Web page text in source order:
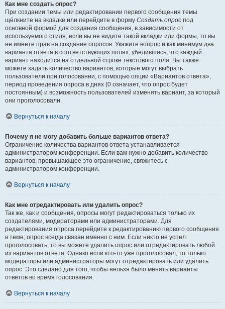
Как мне создать опрос?
При создании темы или редактировании первого сообщения темы
щёлкните на вкладке или перейдите в форму Создать опрос под
основной формой для создания сообщения, в зависимости от
используемого стиля; если вы не видите такой вкладки или формы, то вы
не имеете прав на создание опросов. Укажите вопрос и как минимум два
варианта ответа в соответствующих полях, убедившись, что каждый
вариант находится на отдельной строке текстового поля. Вы также
можете задать количество вариантов, которые могут выбрать
пользователи при голосовании, с помощью опции «Вариантов ответа»,
период проведения опроса в днях (0 означает, что опрос будет
постоянным) и возможность пользователей изменять вариант, за который
они проголосовали.
Вернуться к началу
Почему я не могу добавить больше вариантов ответа?
Ограничение количества вариантов ответа устанавливается
администратором конференции. Если вам нужно добавить количество
вариантов, превышающее это ограничение, свяжитесь с
администратором конференции.
Вернуться к началу
Как мне отредактировать или удалить опрос?
Так же, как и сообщения, опросы могут редактироваться только их
создателями, модераторами или администраторами. Для
редактирования опроса перейдите к редактированию первого сообщения
в теме; опрос всегда связан именно с ним. Если никто не успел
проголосовать, то вы можете удалить опрос или отредактировать любой
из вариантов ответа. Однако если кто-то уже проголосовал, то только
модераторы или администраторы могут отредактировать или удалить
опрос. Это сделано для того, чтобы нельзя было менять варианты
ответов во время голосования.
Вернуться к началу